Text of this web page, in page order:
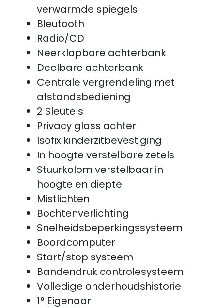
verwarmde spiegels
Bleutooth
Radio/CD
Neerklapbare achterbank
Deelbare achterbank
Centrale vergrendeling met
afstandsbediening
2 Sleutels
Privacy glass achter
Isofix kinderzitbevestiging
In hoogte verstelbare zetels
Stuurkolom verstelbaar in
hoogte en diepte
Mistlichten
Bochtenverlichting
Snelheidsbeperkingssysteem
Boordcomputer
Start/stop systeem
Bandendruk controlesysteem
Volledige onderhoudshistorie
1° Eigenaar